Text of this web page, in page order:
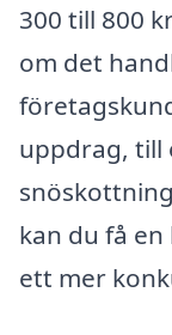
300 till 800
om det
uppdrag, till
kan du få
ett mer